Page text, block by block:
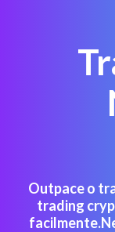
Outpace o
trading